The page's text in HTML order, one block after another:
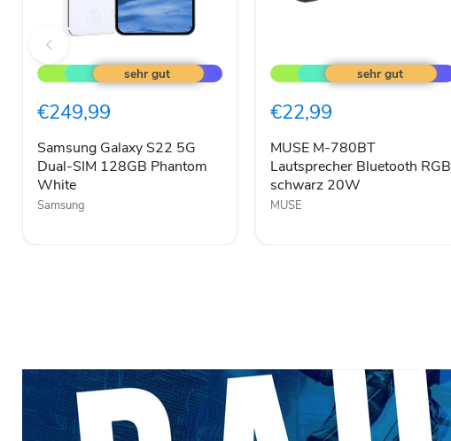
Samsung
Galaxy
S22
Dual-
128GB
Phantom
White
€249,99
Samsung Galaxy S22 5G
Dual-SIM 128GB Phantom
White
Samsung
M-
780BT
Bluetooth
schwarz
20W
€22,99
MUSE M-780BT
Lautsprecher Bluetooth RGB
schwarz 20W
MUSE